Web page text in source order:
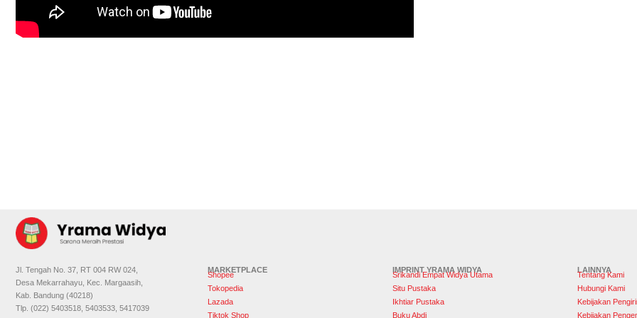
Jl. Tengah No. 37, RT 004 RW 024,
Desa Mekarrahayu, Kec. Margaasih,
Kab. Bandung (40218)
Tlp. (022) 5403518, 5403533, 5417039
MARKETPLACE
Shopee
Tokopedia
Lazada
Tiktok Shop
IMPRINT YRAMA WIDYA
Srikandi Empat Widya Utama
Situ Pustaka
Ikhtiar Pustaka
Buku Abdi
LAINNYA
Tentang Kami
Hubungi Kami
Kebijakan
Kebijakan